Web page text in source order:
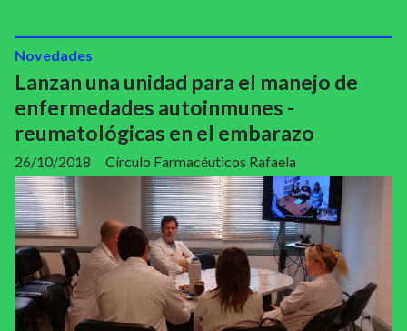
Lanzan una unidad para el manejo de
enfermedades autoinmunes -
reumatológicas en el embarazo
Círculo Farmacéuticos Rafaela
Novedades
26/10/2018